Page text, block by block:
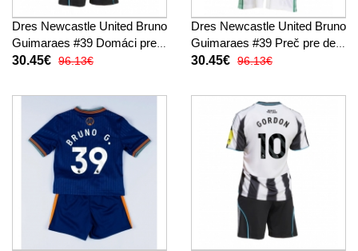
Dres Newcastle United Bruno
Guimaraes #39 Domáci pre
deti 2025-26 Krátky Rukáv (+
30.45€ 96.13€
Dres Newcastle United Bruno
Guimaraes #39 Preč pre deti
2025-26 Krátky Rukáv (+
30.45€ 96.13€